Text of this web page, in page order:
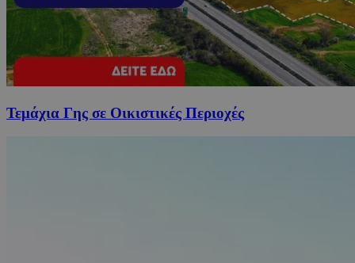
Τεμάχια Γης σε Οικιστικές Περιοχές